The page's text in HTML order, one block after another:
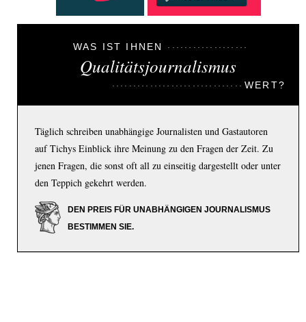
WAS IST IHNEN
Qualitätsjournalismus
WERT?
Täglich schreiben unabhängige Journalisten und Gastautoren
auf Tichys Einblick ihre Meinung zu den Fragen der Zeit. Zu
jenen Fragen, die sonst oft all zu einseitig dargestellt oder unter
den Teppich gekehrt werden.
DEN PREIS FÜR UNABHÄNGIGEN JOURNALISMUS
BESTIMMEN SIE.